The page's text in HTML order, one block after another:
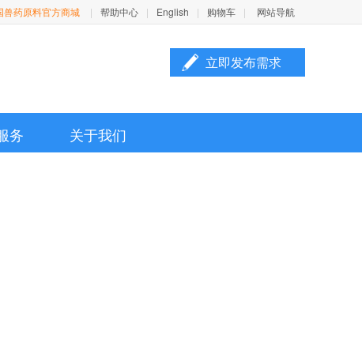
兽药原料官方商城 | 帮助中心 | English | 购物车 | 网站导航
立即发布需求
务 关于我们